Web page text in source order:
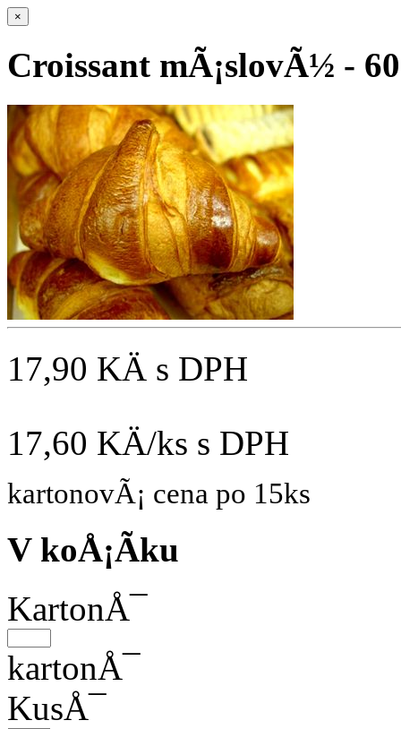
×
Croissant mÃ¡slovÃ½ -
17,90 KÄ s DPH
17,60 KÄ/ks s DPH
kartonovÃ¡ cena po 15ks
V koÅ¡Ã­ku
KartonÅ¯
kartonÅ¯
KusÅ¯